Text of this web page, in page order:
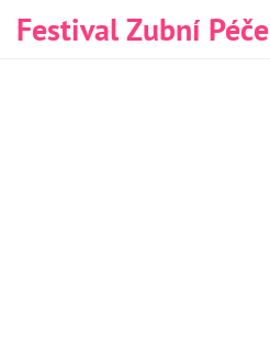
Festival Zubní Péče